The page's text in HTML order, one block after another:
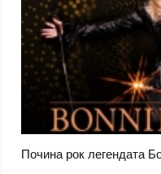
Почина рок легендата